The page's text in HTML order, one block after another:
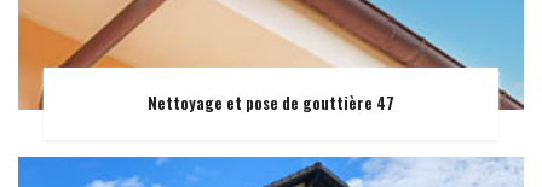
Nettoyage et pose de gouttière 47